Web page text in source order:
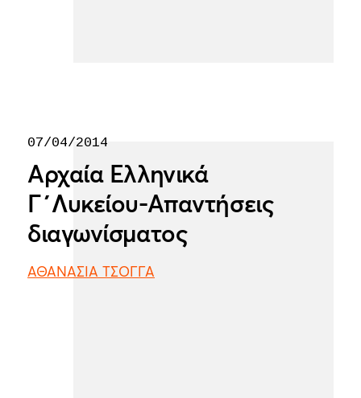
07/04/2014
Αρχαία Ελληνικά
Γ΄Λυκείου-Απαντήσεις
διαγωνίσματος
ΑΘΑΝΑΣΙΑ ΤΣΟΓΓΑ